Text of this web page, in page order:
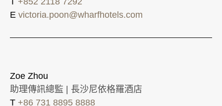
E victoria.poon@wharfhotels.com
Zoe Zhou
助理傳訊總監 | 長沙尼依格羅酒店
T +86 731 8895 8888